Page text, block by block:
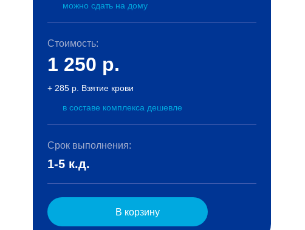
можно сдать на дому
Стоимость:
1 250 р.
+ 285 р. Взятие крови
в составе комплекса дешевле
Срок выполнения:
1-5 к.д.
В корзину